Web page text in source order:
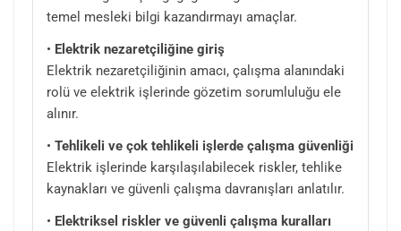
temel mesleki bilgi kazandırmayı amaçlar.
• Elektrik nezaretçiliğine giriş
Elektrik nezaretçiliğinin amacı, çalışma alanındaki
rolü ve elektrik işlerinde gözetim sorumluluğu ele
alınır.
• Tehlikeli ve çok tehlikeli işlerde çalışma güvenliği
Elektrik işlerinde karşılaşılabilecek riskler, tehlike
kaynakları ve güvenli çalışma davranışları anlatılır.
• Elektriksel riskler ve güvenli çalışma kuralları